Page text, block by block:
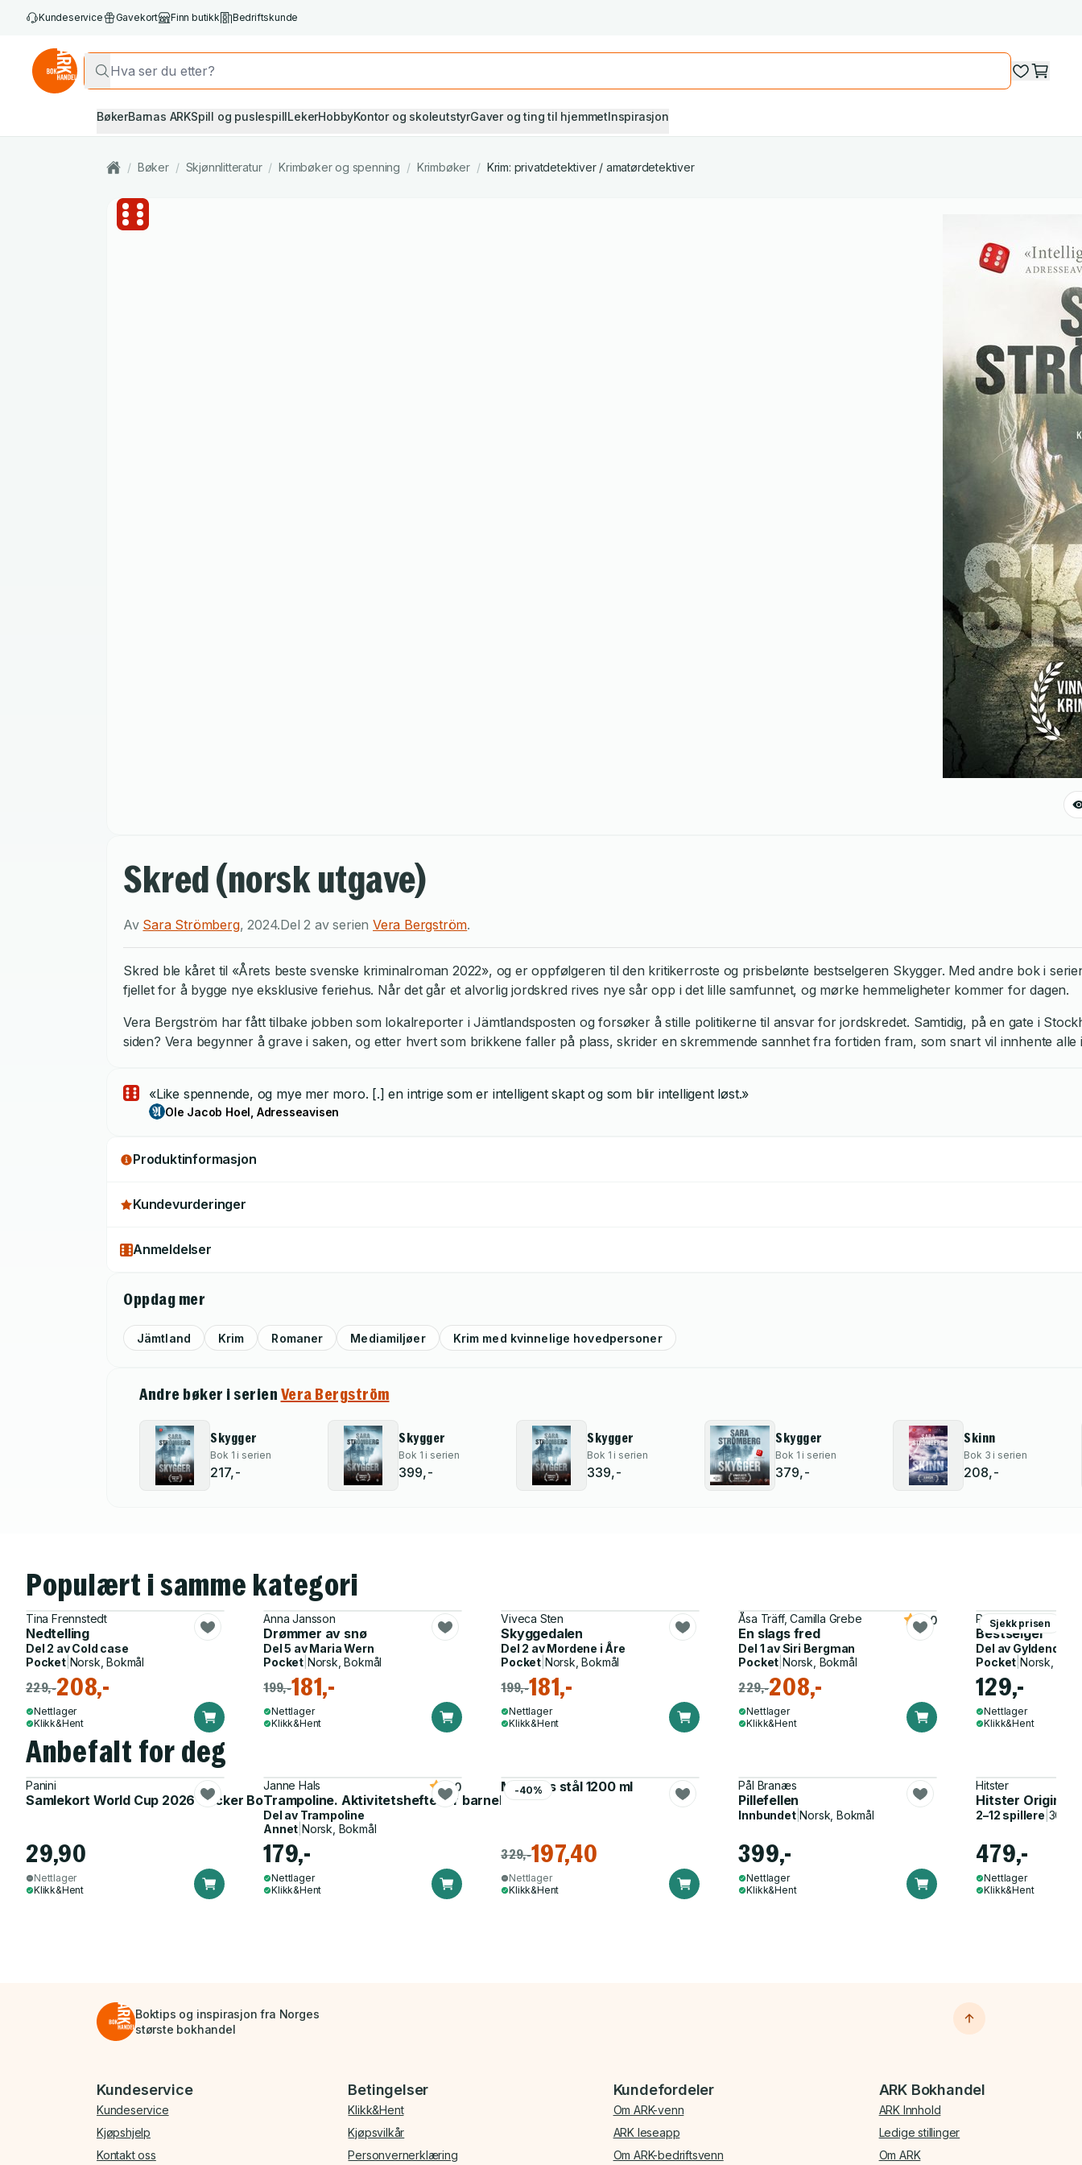
Kundeservice Gavekort Finn butikk Bedriftskunde
BøkerBarnas ARKSpill og puslespillLekerHobbyKontor og skoleutstyrGaver og ting til hjemmetInspirasjon
/ Bøker / Skjønnlitteratur / Krimbøker og spenning / Krimbøker / Krim: privatdetektiver / amatørdetektiver
Skred (norsk utgave)
Av Sara Strömberg,2024.Del 2 av serienVera Bergström.
Skred ble kåret til «Årets beste svenske kriminalroman 2022», og er oppfølgeren til den kritikerroste og prisbelønte bestselgeren Skygger. Med andre bok i
fjellet for å bygge nye eksklusive feriehus. Når det går et alvorlig jordskred rives nye sår opp i det lille samfunnet, og mørke hemmeligheter kommer for dagen.
Vera Bergström har fått tilbake jobben som lokalreporter i Jämtlandsposten og forsøker å stille politikerne til ansvar for jordskredet. Samtidig, på en gate i
siden? Vera begynner å grave i saken, og etter hvert som brikkene faller på plass, skrider en skremmende sannhet fra fortiden fram, som snart vil innhente alle
«Like spennende, og mye mer moro. [.] en intrige som er intelligent skapt og som blir intelligent løst.»
Ole Jacob Hoel, Adresseavisen
Produktinformasjon
Kundevurderinger
Anmeldelser
Oppdag mer
Jämtland Krim Romaner Mediamiljøer Krim med kvinnelige hovedpersoner
Andre bøker i serien Vera Bergström
Skygger
Bok 1 i serien
217,-
Skygger
Bok 1 i serien
399,-
Skygger
Bok 1 i serien
339,-
Skygger
Bok 1 i serien
379,-
Skinn
Bok 3 i serien
208,-
Populært i samme kategori
Tina Frennstedt
Nedtelling
Del 2 avCold case
Pocket| Norsk, Bokmål
229,-208,-
Nettlager
Klikk&Hent
Anna Jansson
Drømmer av snø
Del 5 avMaria Wern
Pocket| Norsk, Bokmål
199,-181,-
Nettlager
Klikk&Hent
Viveca Sten
Skyggedalen
Del 2 avMordene i Åre
Pocket Norsk, Bokmål
199,-181,-
Nettlager
Klikk&Hent
Åsa Träff, Camilla Grebe
En slags fred
4.0
Del 1 avSiri Bergman
Pocket Norsk, Bokmål
229,-208,-
Nettlager
Klikk&Hent
Sjekk prisen
Pascal Engman
Bestselger
Del av Gyldendal
Pocket |Norsk,
129,-
Nettlager
Klikk&Hent
Anbefalt for deg
Panini
Samlekort World Cup 2026 Sticker Booster
29,90
Nettlager
Klikk&Hent
Janne Hals
Trampoline. Aktivitetshefte for barnehagen
5.0
Del av Trampoline
Annet Norsk, Bokmål
179,-
Nettlager
Klikk&Hent
-40%
Matboks stål 1200 ml
329,-197,40
Nettlager
Klikk&Hent
Pål Branæs
Pillefellen
Innbundet|Norsk, Bokmål
399,-
Nettlager
Klikk&Hent
Hitster
Hitster Original
2–12 spillere
479,-
Nettlager
Klikk&Hent
Boktips og inspirasjon fra Norges
største bokhandel
Bunnmeny
Kundeservice
Kundeservice
Kjøpshjelp
Kontakt oss
Betingelser
Klikk&Hent
Kjøpsvilkår
Personvernerklæring
Kundefordeler
Om ARK-venn
ARK leseapp
Om ARK-bedriftsvenn
ARK Bokhandel
ARK Innhold
Ledige stillinger
Om ARK